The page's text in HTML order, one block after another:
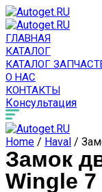
ГЛАВНАЯ
КАТАЛОГ
КАТАЛОГ
О НАС
КОНТАКТЫ
Консультация
Home / Haval /
Замок
Wingle 7